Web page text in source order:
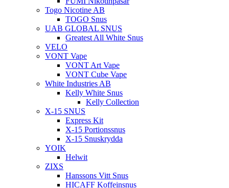
Togo Nicotine AB
TOGO Snus
UAB GLOBAL SNUS
Greatest All White Snus
VELO
VONT Vape
VONT Art Vape
VONT Cube Vape
White Industries AB
Kelly White Snus
Kelly Collection
X-15 SNUS
Express Kit
X-15 Portionssnus
X-15 Snuskrydda
YOIK
Helwit
ZIXS
Hanssons Vitt Snus
HICAFF Koffeinsnus